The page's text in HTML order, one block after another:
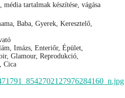
tartalmak készítése, vágása
Baba, Gyerek, Keresztelő,
Imázs, Enteriőr, Épület,
Glamour, Reprodukció,
Cica